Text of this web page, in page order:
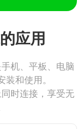
应用
机、平板、电脑
和使用。
时连接，享受无